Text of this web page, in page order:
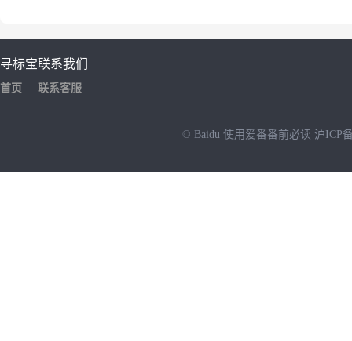
寻标宝
首页
联系我们
联系客服
© Baidu 使用爱番番前必读 沪ICP